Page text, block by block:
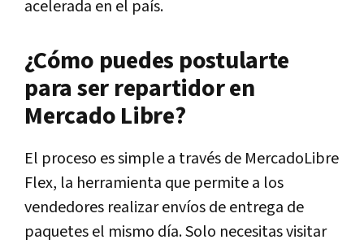
acelerada en el país.
¿Cómo puedes postularte
para ser repartidor en
Mercado Libre?
El proceso es simple a través de MercadoLibre
Flex, la herramienta que permite a los
vendedores realizar envíos de entrega de
paquetes el mismo día. Solo necesitas visitar